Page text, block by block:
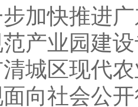
快推进广
产业园建
城区现代
向社会公